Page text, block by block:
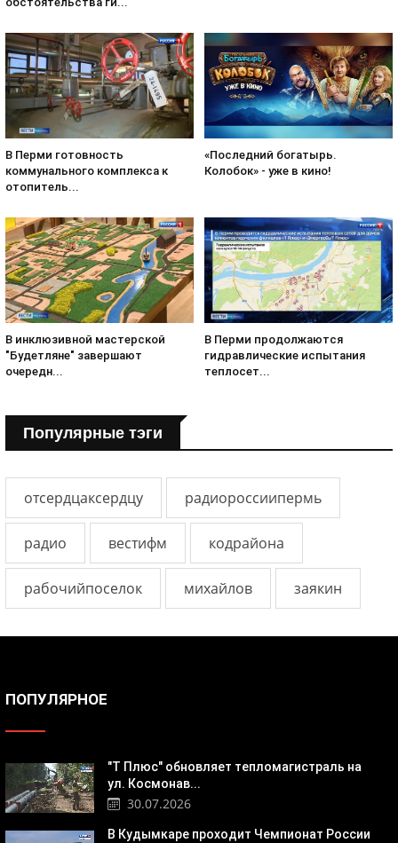
В Перми готовность
коммунального комплекса к
отопитель...
«Последний богатырь.
Колобок» - уже в кино!
В инклюзивной мастерской
"Будетляне" завершают
очередн...
В Перми продолжаются
гидравлические испытания
теплосет...
Популярные тэги
отсердцаксердцу радиороссиипермь
радио вестифм кодрайона
рабочийпоселок михайлов заякин
ПОПУЛЯРНОЕ
"Т Плюс" обновляет тепломагистраль на
ул. Космонав...
30.07.2026
В Кудымкаре проходит Чемпионат России